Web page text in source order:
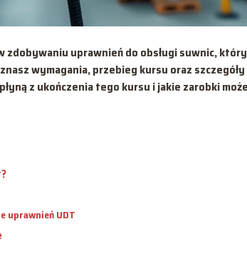
zdobywaniu uprawnień do obsługi suwnic,
wymagania, przebieg kursu oraz
z ukończenia tego kursu i jakie zarobki
uprawnień UDT